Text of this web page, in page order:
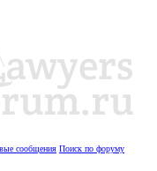
сообщения Поиск по форуму